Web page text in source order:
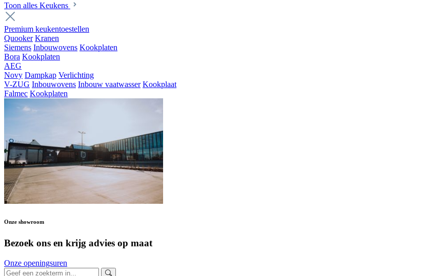
Toon alles Keukens
Premium keukentoestellen
Quooker Kranen
Siemens Inbouwovens Kookplaten
Bora Kookplaten
AEG
Novy Dampkap Verlichting
V-ZUG Inbouwovens Inbouw vaatwasser Kookplaat
Falmec Kookplaten
Onze showroom
Bezoek ons en krijg advies op maat
Onze openingsuren